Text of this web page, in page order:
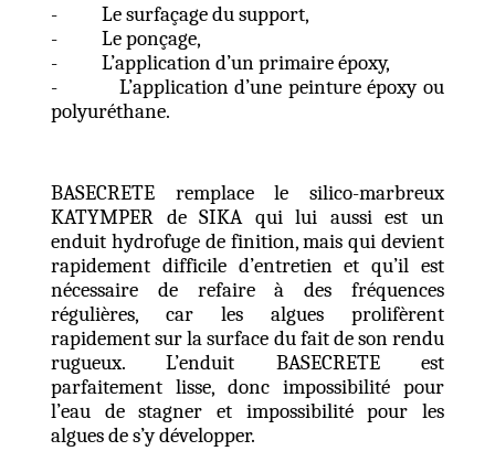
- Le surfaçage du support,
- Le ponçage,
- L’application d’un primaire époxy,
- L’application d’une peinture époxy ou
polyuréthane.
BASECRETE remplace le silico-marbreux
KATYMPER de SIKA qui lui aussi est un
enduit hydrofuge de finition, mais qui devient
rapidement difficile d’entretien et qu’il est
nécessaire de refaire à des fréquences
régulières, car les algues prolifèrent
rapidement sur la surface du fait de son rendu
rugueux. L’enduit BASECRETE est
parfaitement lisse, donc impossibilité pour
l’eau de stagner et impossibilité pour les
algues de s’y développer.